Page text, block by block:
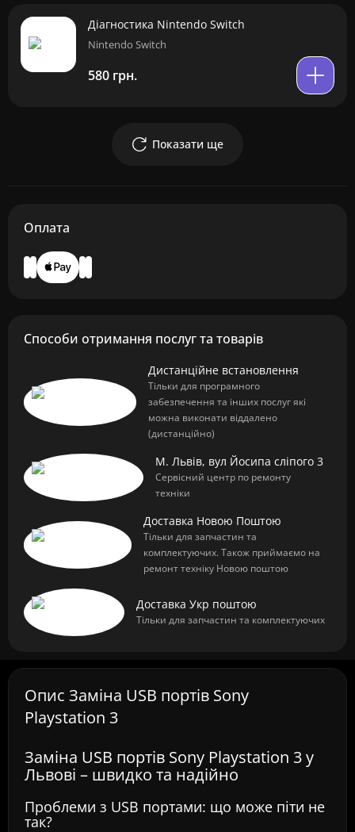
Діагностика Nintendo Switch
Nintendo Switch
580 грн.
Показати ще
Оплата
Способи отримання послуг та товарів
Дистанційне встановлення
Тільки для програмного
забезпечення та інших послуг які
можна виконати віддалено
(дистанційно)
М. Львів, вул Йосипа сліпого 3
Сервісний центр по ремонту
техніки
Доставка Новою Поштою
Тільки для запчастин та
комплектуючих. Також приймаємо на
ремонт техніку Новою поштою
Доставка Укр поштою
Тільки для запчастин та комплектуючих
Опис Заміна USB портів Sony
Playstation 3
Заміна USB портів Sony Playstation 3 у
Львові – швидко та надійно
Проблеми з USB портами: що може піти не
так?